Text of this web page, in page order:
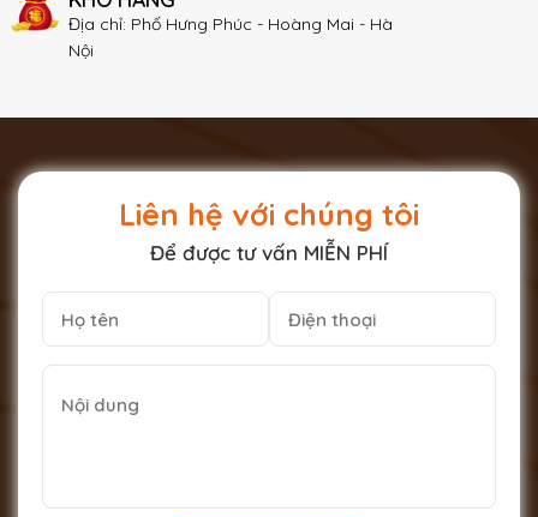
Địa chỉ: Phố Hưng Phúc - Hoàng Mai - Hà
Nội
Liên hệ với chúng tôi
Để được tư vấn MIỄN PHÍ